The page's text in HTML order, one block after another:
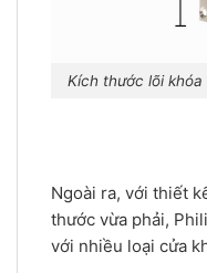
Kích thước lõi
Ngoài ra, với thiết
thước vừa phải,
với nhiều loại cửa